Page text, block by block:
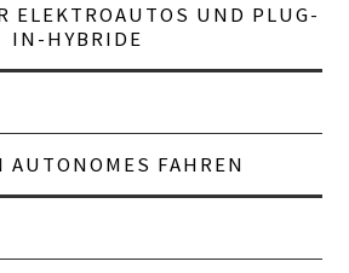
ELEKTROAUTOS UND PLUG-
IN-HYBRIDE
AUTONOMES FAHREN